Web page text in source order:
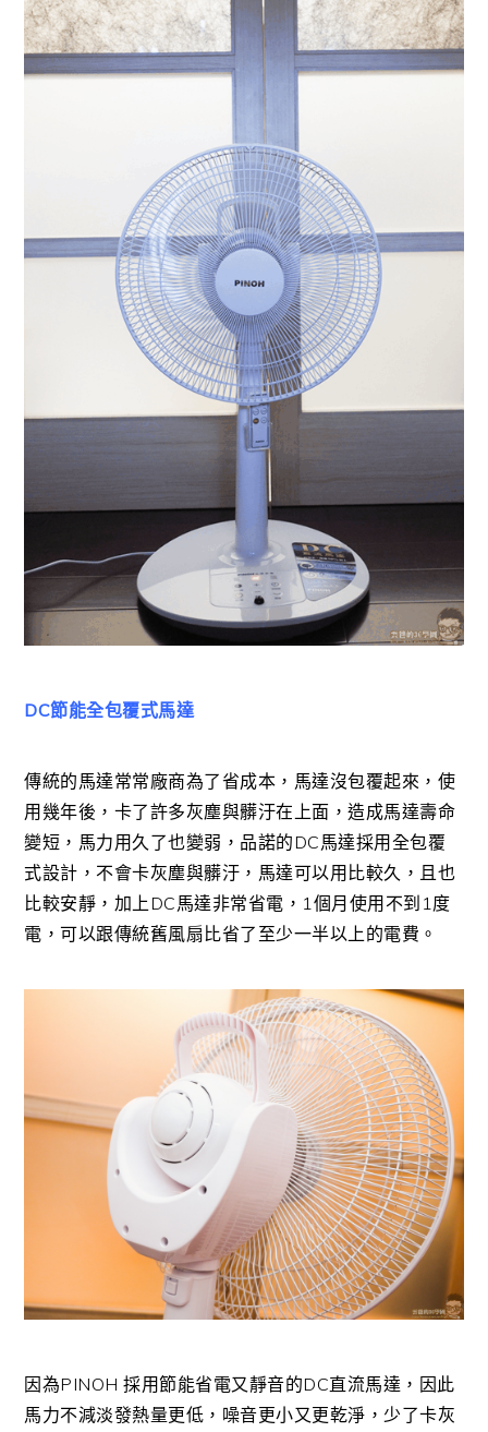
DC節能全包覆式馬達
傳統的馬達常常廠商為了省成本，馬達沒包覆起來，使
用幾年後，卡了許多灰塵與髒汙在上面，造成馬達壽命
變短，馬力用久了也變弱，品諾的DC馬達採用全包覆
式設計，不會卡灰塵與髒汙，馬達可以用比較久，且也
比較安靜，加上DC馬達非常省電，1個月使用不到1度
電，可以跟傳統舊風扇比省了至少一半以上的電費。
因為PINOH 採用節能省電又靜音的DC直流馬達，因此
馬力不減淡發熱量更低，噪音更小又更乾淨，少了卡灰